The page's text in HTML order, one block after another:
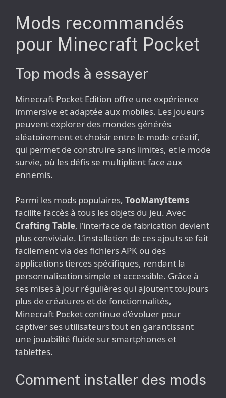
Mods recommandés
pour Minecraft Pocket
Top mods à essayer
Minecraft Pocket Edition offre une expérience
immersive et adaptée aux mobiles. Les joueurs
peuvent explorer des mondes générés
aléatoirement et choisir entre le mode créatif,
qui permet de construire sans limites, et le mode
survie, où les défis se multiplient face aux
ennemis.
Parmi les mods populaires, TooManyItems
facilite l’accès à tous les objets du jeu. Avec
Crafting Table, l’interface de fabrication devient
plus conviviale. L’installation de ces ajouts se fait
facilement via des fichiers APK ou des
applications tierces spécifiques, rendant la
personnalisation simple et accessible. Grâce à
ses mises à jour régulières qui ajoutent toujours
plus de créatures et de fonctionnalités,
Minecraft Pocket continue d’évoluer pour
captiver ses utilisateurs tout en garantissant
une jouabilité fluide sur smartphones et
tablettes.
Comment installer des mods